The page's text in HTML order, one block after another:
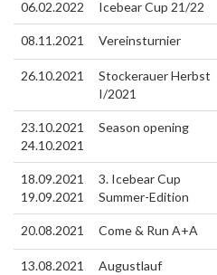
06.02.2022
Icebear Cup 21/22
08.11.2021 Vereinsturnier
26.10.2021
Stockerauer Herbst
I/2021
23.10.2021
24.10.2021
Season opening
18.09.2021
19.09.2021
3. Icebear Cup
Summer-Edition
20.08.2021 Come & Run A+A
13.08.2021 Augustlauf